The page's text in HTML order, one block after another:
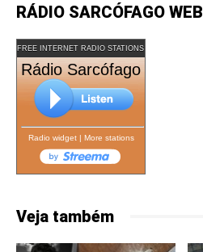
RÁDIO SARCÓFAGO WEB
FREE INTERNET RADIO STATIONS
Rádio Sarcófago
Radio widget| More stations
Veja também